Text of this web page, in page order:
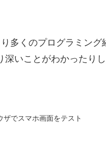
多くのプログラミン
いことがわかったりし
ザでスマホ画面をテスト